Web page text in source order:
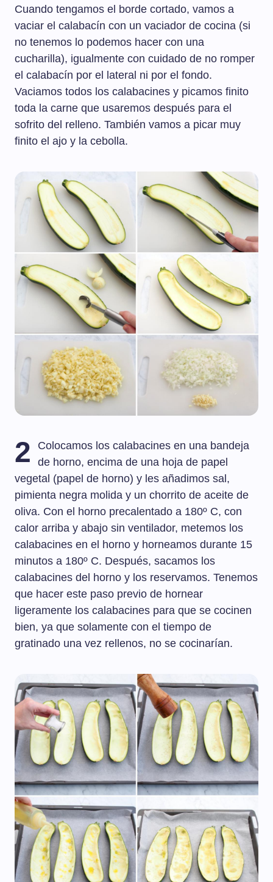
Cuando tengamos el borde cortado, vamos a
vaciar el calabacín con un vaciador de cocina (si
no tenemos lo podemos hacer con una
cucharilla), igualmente con cuidado de no romper
el calabacín por el lateral ni por el fondo.
Vaciamos todos los calabacines y picamos finito
toda la carne que usaremos después para el
sofrito del relleno. También vamos a picar muy
finito el ajo y la cebolla.
2
Colocamos los calabacines en una bandeja
de horno, encima de una hoja de papel
vegetal (papel de horno) y les añadimos sal,
pimienta negra molida y un chorrito de aceite de
oliva. Con el horno precalentado a 180º C, con
calor arriba y abajo sin ventilador, metemos los
calabacines en el horno y horneamos durante 15
minutos a 180º C. Después, sacamos los
calabacines del horno y los reservamos. Tenemos
que hacer este paso previo de hornear
ligeramente los calabacines para que se cocinen
bien, ya que solamente con el tiempo de
gratinado una vez rellenos, no se cocinarían.